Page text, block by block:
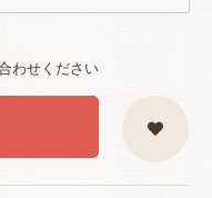
わせください